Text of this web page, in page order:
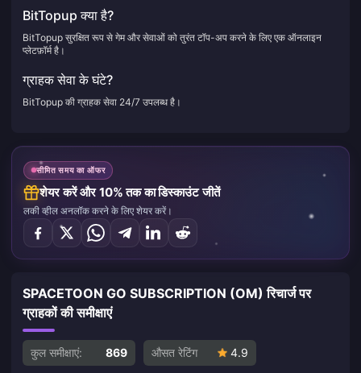
BitTopup क्या है?
BitTopup सुरक्षित रूप से गेम और सेवाओं को तुरंत टॉप-अप करने के लिए एक ऑनलाइन
प्लेटफ़ॉर्म है।
ग्राहक सेवा के घंटे?
BitTopup की ग्राहक सेवा 24/7 उपलब्ध है।
सीमित समय का ऑफर
शेयर करें और 10% तक का डिस्काउंट जीतें
लकी व्हील अनलॉक करने के लिए शेयर करें।
SPACETOON GO SUBSCRIPTION (OM) रिचार्ज पर
ग्राहकों की समीक्षाएं
कुल समीक्षाएं: 869 औसत रेटिंग 4.9